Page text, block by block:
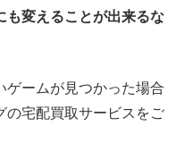
も変えることが出来るな
ゲームが見つかった場合
の宅配買取サービスをご